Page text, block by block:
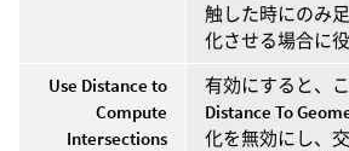
触した時にのみ
化させる場合に役
Use Distance to
Compute
Intersections
有効にすると、
Distance To
化を無効にし、